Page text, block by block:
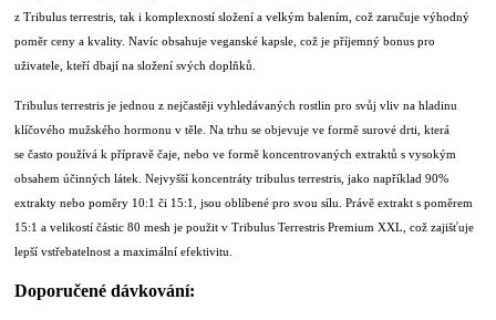
z Tribulus terrestris, tak i komplexností složení a velkým balením, což zaručuje výhodný
poměr ceny a kvality. Navíc obsahuje veganské kapsle, což je příjemný bonus pro
uživatele, kteří dbají na složení svých doplňků.
Tribulus terrestris je jednou z nejčastěji vyhledávaných rostlin pro svůj vliv na hladinu
klíčového mužského hormonu v těle. Na trhu se objevuje ve formě surové drti, která
se často používá k přípravě čaje, nebo ve formě koncentrovaných extraktů s vysokým
obsahem účinných látek. Nejvyšší koncentráty tribulus terrestris, jako například 90%
extrakty nebo poměry 10:1 či 15:1, jsou oblíbené pro svou sílu. Právě extrakt s poměrem
15:1 a velikostí částic 80 mesh je použit v Tribulus Terrestris Premium XXL, což zajišťuje
lepší vstřebatelnost a maximální efektivitu.
Doporučené dávkování: